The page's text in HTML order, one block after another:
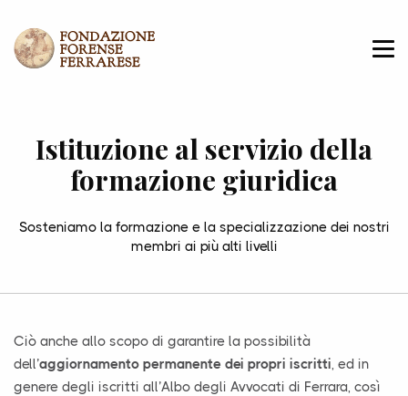
Istituzione al servizio della
formazione giuridica
Sosteniamo la formazione e la specializzazione dei nostri
membri ai più alti livelli
Ciò anche allo scopo di garantire la possibilità
dell’aggiornamento permanente dei propri iscritti, ed in
genere degli iscritti all’Albo degli Avvocati di Ferrara, così